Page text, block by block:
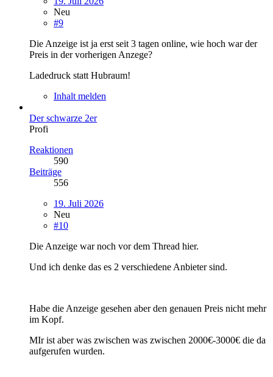
Neu
#9
Die Anzeige ist ja erst seit 3 tagen online, wie hoch war der
Preis in der vorherigen Anzege?
Ladedruck statt Hubraum!
Inhalt melden
Der schwarze 2er
Profi
Reaktionen
590
Beiträge
556
19. Juli 2026
Neu
#10
Die Anzeige war noch vor dem Thread hier.
Und ich denke das es 2 verschiedene Anbieter sind.
Habe die Anzeige gesehen aber den genauen Preis nicht mehr
im Kopf.
MIr ist aber was zwischen was zwischen 2000€-3000€ die da
aufgerufen wurden.